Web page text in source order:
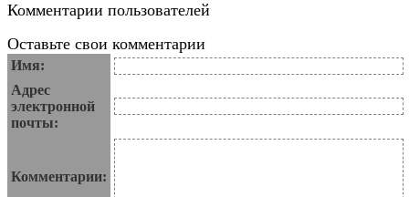
Комментарии пользователей
Оставьте свои комментарии
Имя:
Адрес
электронной
почты:
Комментарии: